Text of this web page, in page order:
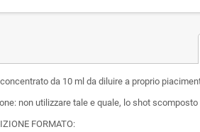
da 10 ml da diluire a proprio
non utilizzare tale e quale, lo shot
FORMATO: